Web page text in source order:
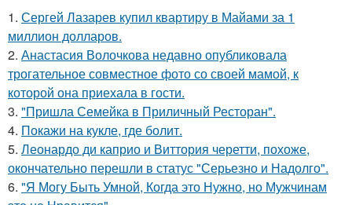
1. Сергей Лазарев купил квартиру в Майами за 1
миллион долларов.
2. Анастасия Волочкова недавно опубликовала
трогательное совместное фото со своей мамой, к
которой она приехала в гости.
3. "Пришла Семейка в Приличный Ресторан".
4. Покажи на кукле, где болит.
5. Леонардо ди каприо и Виттория черетти, похоже,
окончательно перешли в статус "Серьезно и Надолго".
6. "Я Могу Быть Умной, Когда это Нужно, но Мужчинам